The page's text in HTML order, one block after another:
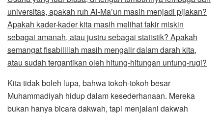
universitas, apakah ruh Al-Ma’un masih menjadi pijakan?
Apakah kader-kader kita masih melihat fakir miskin
sebagai amanah, atau justru sebagai statistik? Apakah
semangat fisabilillah masih mengalir dalam darah kita,
atau sudah tergantikan oleh hitung-hitungan untung-rugi?
Kita tidak boleh lupa, bahwa tokoh-tokoh besar
Muhammadiyah hidup dalam kesederhanaan. Mereka
bukan hanya bicara dakwah, tapi menjalani dakwah